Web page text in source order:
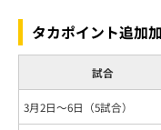
タカポイント追加
試合
3月2日～6日（5試合）